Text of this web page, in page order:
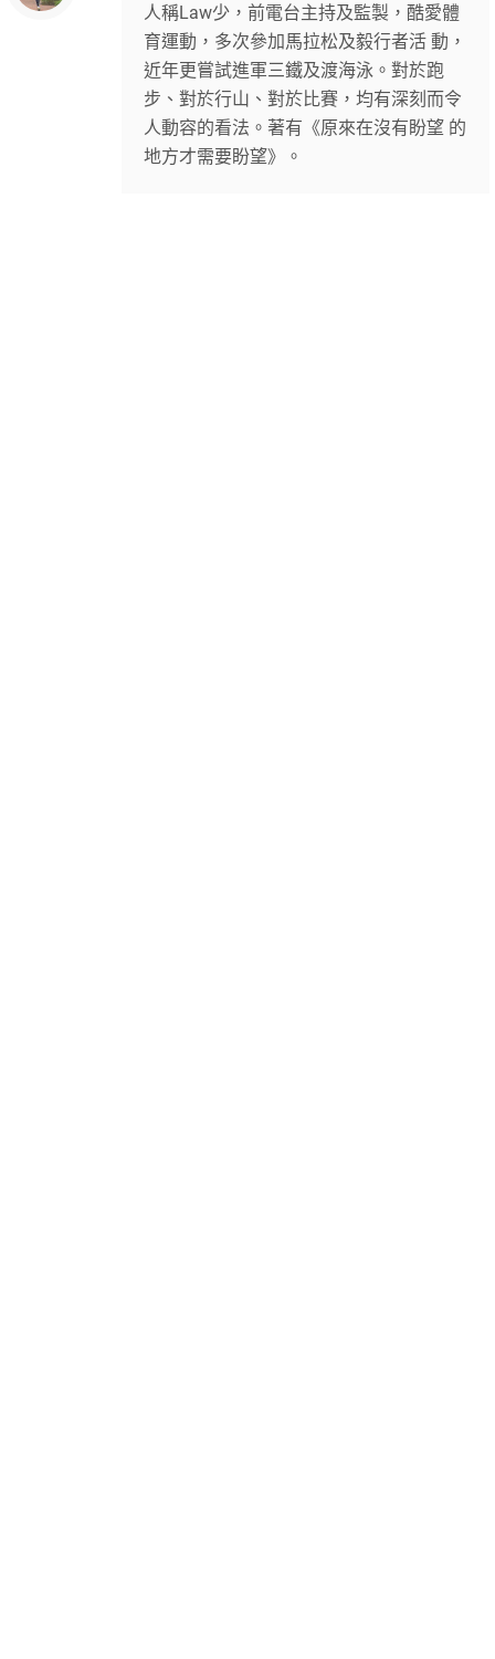
人稱Law少，前電台主持及監製，酷愛體
育運動，多次參加馬拉松及毅行者活 動，
近年更嘗試進軍三鐵及渡海泳。對於跑
步、對於行山、對於比賽，均有深刻而令
人動容的看法。著有《原來在沒有盼望 的
地方才需要盼望》。